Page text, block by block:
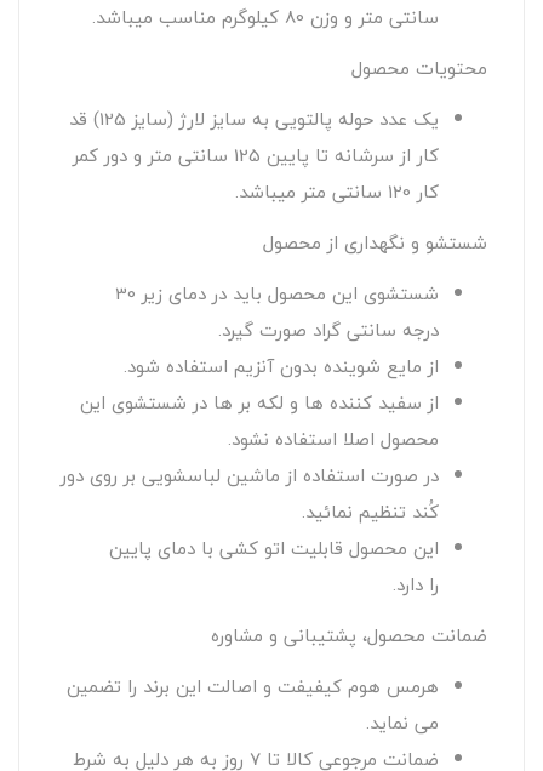
سانتی متر و وزن 80 کیلوگرم مناسب میباشد.
محتویات محصول
یک عدد حوله پالتویی به سایز لارژ (سایز 125) قد
کار از سرشانه تا پایین 125 سانتی متر و دور کمر
کار 120 سانتی متر میباشد.
شستشو و نگهداری از محصول
شستشوی این محصول باید در دمای زیر 30
درجه سانتی گراد صورت گیرد.
از مایع شوینده بدون آنزیم استفاده شود.
از سفید کننده ها و لکه بر ها در شستشوی این
محصول اصلا استفاده نشود.
در صورت استفاده از ماشین لباسشویی بر روی دور
کُند تنظیم نمائید.
این محصول قابلیت اتو کشی با دمای پایین
را دارد.
ضمانت محصول، پشتیبانی و مشاوره
هرمس هوم کیفیفت و اصالت این برند را تضمین
می نماید.
ضمانت مرجوعی کالا تا 7 روز به هر دلیل به شرط